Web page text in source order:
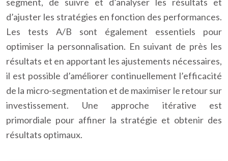
d’ajuster les stratégies en fonction des performances.
Les tests A/B sont également essentiels pour
optimiser la personnalisation. En suivant de près les
résultats et en apportant les ajustements nécessaires,
il est possible d’améliorer continuellement l’efficacité
de la micro-segmentation et de maximiser le retour sur
investissement. Une approche itérative est
primordiale pour affiner la stratégie et obtenir des
résultats optimaux.